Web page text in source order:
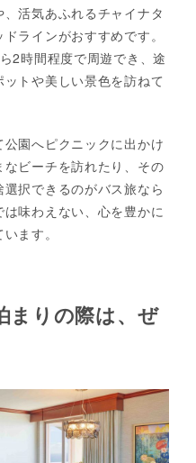
活気あふれるチャイナタ
ラインがおすすめです。
2時間程度で周遊でき、途
トや美しい景色を訪ねて
園へピクニックに出かけ
ビーチを訪れたり、その
択できるのがバス旅なら
味わえない、心を豊かに
ます。
まりの際は、ぜ